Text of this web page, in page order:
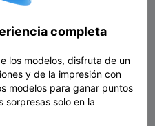
just hit
exactly what you
completa
los modelos, disfruta de un
y de la impresión con
modelos para ganar puntos
sorpresas solo en la